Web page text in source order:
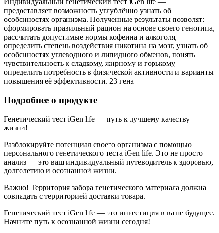
Индивидуальный генетический тест iGen life —
предоставляет возможность углублённо узнать об
особенностях организма. Полученные результаты позволят:
сформировать правильный рацион на основе своего генотипа,
рассчитать допустимые нормы кофеина и алкоголя,
определить степень воздействия никотина на мозг, узнать об
особенностях углеводного и липидного обменов, понять
чувствительность к сладкому, жирному и горькому,
определить потребность в физической активности и варианты
повышения её эффективности. 23 гена
Подробнее о продукте
Генетический тест iGen life — путь к лучшему качеству
жизни!
Разблокируйте потенциал своего организма с помощью
персонального генетического теста iGen life. Это не просто
анализ — это ваш индивидуальный путеводитель к здоровью,
долголетию и осознанной жизни.
Важно! Территория забора генетического материала должна
совпадать с территорией доставки товара.
Генетический тест iGen life — это инвестиция в ваше будущее.
Начните путь к осознанной жизни сегодня!